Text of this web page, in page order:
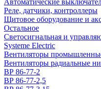
Автоматические
Реле, датчики, контроллеры
Щитовое оборудование и
Остальное
Светосигнальная и
Systeme Electric
Вентиляторы
Вентиляторы радиальные
ВР 86-77-2
ВР 86-77-2,5